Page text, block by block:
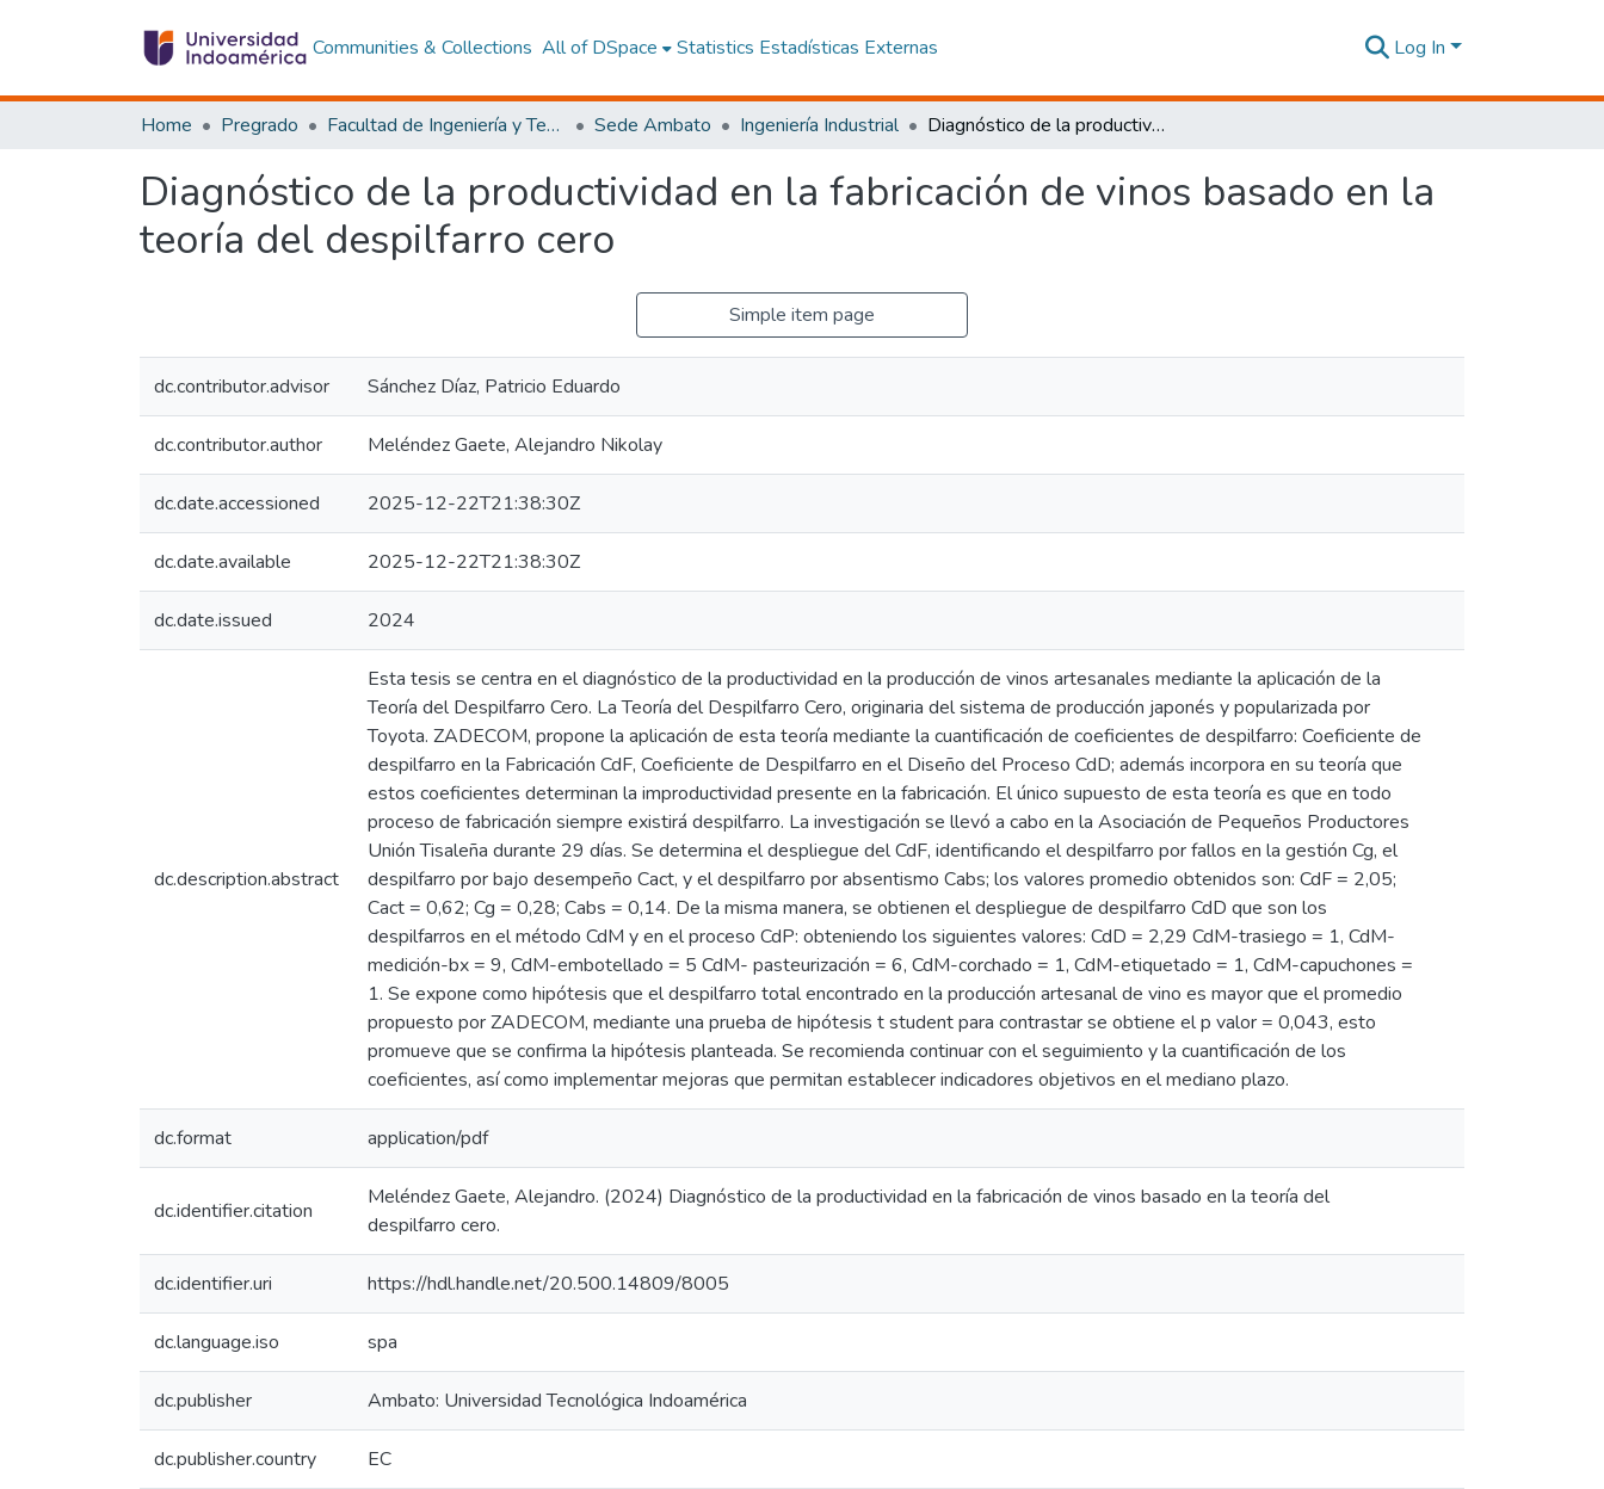
Communities & Collections All of DSpace Statistics Estadísticas Externas Log In
Home Pregrado Facultad de Ingeniería y Tecnologías de la Información y la Comunicación Sede Ambato Ingeniería Industrial Diagnóstico de la productividad en la fabricación de vinos basado en la teoría del despilfarro cero
Diagnóstico de la productividad en la fabricación de vinos basado en la
teoría del despilfarro cero
Simple item page
dc.contributor.advisor Sánchez Díaz, Patricio Eduardo
dc.contributor.author Meléndez Gaete, Alejandro Nikolay
dc.date.accessioned 2025-12-22T21:38:30Z
dc.date.available 2025-12-22T21:38:30Z
dc.date.issued 2024
dc.description.abstract
Esta tesis se centra en el diagnóstico de la productividad en la producción de vinos artesanales mediante la aplicación de la
Teoría del Despilfarro Cero. La Teoría del Despilfarro Cero, originaria del sistema de producción japonés y popularizada por
Toyota. ZADECOM, propone la aplicación de esta teoría mediante la cuantificación de coeficientes de despilfarro: Coeficiente de
despilfarro en la Fabricación CdF, Coeficiente de Despilfarro en el Diseño del Proceso CdD; además incorpora en su teoría que
estos coeficientes determinan la improductividad presente en la fabricación. El único supuesto de esta teoría es que en todo
proceso de fabricación siempre existirá despilfarro. La investigación se llevó a cabo en la Asociación de Pequeños Productores
Unión Tisaleña durante 29 días. Se determina el despliegue del CdF, identificando el despilfarro por fallos en la gestión Cg, el
despilfarro por bajo desempeño Cact, y el despilfarro por absentismo Cabs; los valores promedio obtenidos son: CdF = 2,05;
Cact = 0,62; Cg = 0,28; Cabs = 0,14. De la misma manera, se obtienen el despliegue de despilfarro CdD que son los
despilfarros en el método CdM y en el proceso CdP: obteniendo los siguientes valores: CdD = 2,29 CdM-trasiego = 1, CdM-
medición-bx = 9, CdM-embotellado = 5 CdM- pasteurización = 6, CdM-corchado = 1, CdM-etiquetado = 1, CdM-capuchones =
1. Se expone como hipótesis que el despilfarro total encontrado en la producción artesanal de vino es mayor que el promedio
propuesto por ZADECOM, mediante una prueba de hipótesis t student para contrastar se obtiene el p valor = 0,043, esto
promueve que se confirma la hipótesis planteada. Se recomienda continuar con el seguimiento y la cuantificación de los
coeficientes, así como implementar mejoras que permitan establecer indicadores objetivos en el mediano plazo.
dc.format application/pdf
dc.identifier.citation
Meléndez Gaete, Alejandro. (2024) Diagnóstico de la productividad en la fabricación de vinos basado en la teoría del
despilfarro cero.
dc.identifier.uri https://hdl.handle.net/20.500.14809/8005
dc.language.iso spa
dc.publisher Ambato: Universidad Tecnológica Indoamérica
dc.publisher.country EC